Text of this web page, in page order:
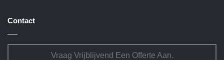
Contact
Vraag Vrijblijvend Een Offerte Aan.